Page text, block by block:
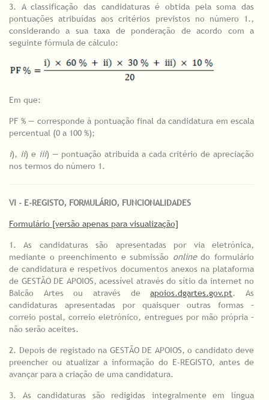
3. A classificação das candidaturas é obtida pela soma das
pontuações atribuídas aos critérios previstos no número 1.,
considerando a sua taxa de ponderação de acordo com a
seguinte fórmula de cálculo:
Em que:
PF % — corresponde à pontuação final da candidatura em escala
percentual (0 a 100 %);
i), ii) e iii) — pontuação atribuída a cada critério de apreciação
nos termos do número 1.
VI - E-REGISTO, FORMULÁRIO, FUNCIONALIDADES
Formulário [versão apenas para visualização]
1. As candidaturas são apresentadas por via eletrónica,
mediante o preenchimento e submissão onlinedo formulário
de candidatura e respetivos documentos anexos na plataforma
de GESTÃO DE APOIOS, acessível através do sítio da internet no
Balcão Artes ou através deapoios.dgartes.gov.pt. As
candidaturas apresentadas por quaisquer outras formas –
correio postal, correio eletrónico, entregues por mão própria –
não serão aceites.
2. Depois de registado na GESTÃO DE APOIOS, o candidato deve
preencher ou atualizar a informação do E-REGISTO, antes de
avançar para a criação de uma candidatura.
3. As candidaturas são redigidas integralmente em língua